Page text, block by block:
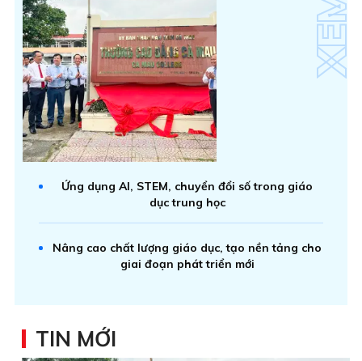
Ứng dụng AI, STEM, chuyển đổi số trong giáo
dục trung học
Nâng cao chất lượng giáo dục, tạo nền tảng cho
giai đoạn phát triển mới
TIN MỚI